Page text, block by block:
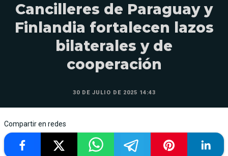
Cancilleres de Paraguay y
Finlandia fortalecen lazos
bilaterales y de
cooperación
30 DE JULIO DE 2025 14:43
Compartir en redes